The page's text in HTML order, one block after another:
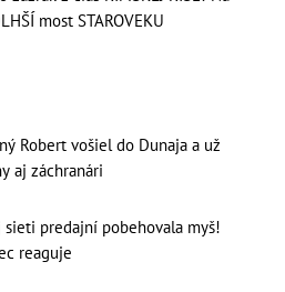
most STAROVEKU
Robert vošiel do Dunaja a už
aj záchranári
sieti predajní pobehovala myš!
reaguje